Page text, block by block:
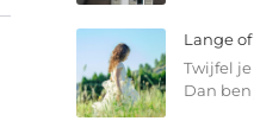
Lange
Twijfel
Dan